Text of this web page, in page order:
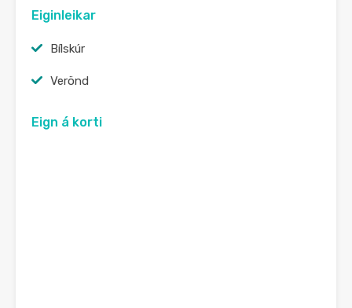
Eiginleikar
Bílskúr
Verönd
Eign á korti